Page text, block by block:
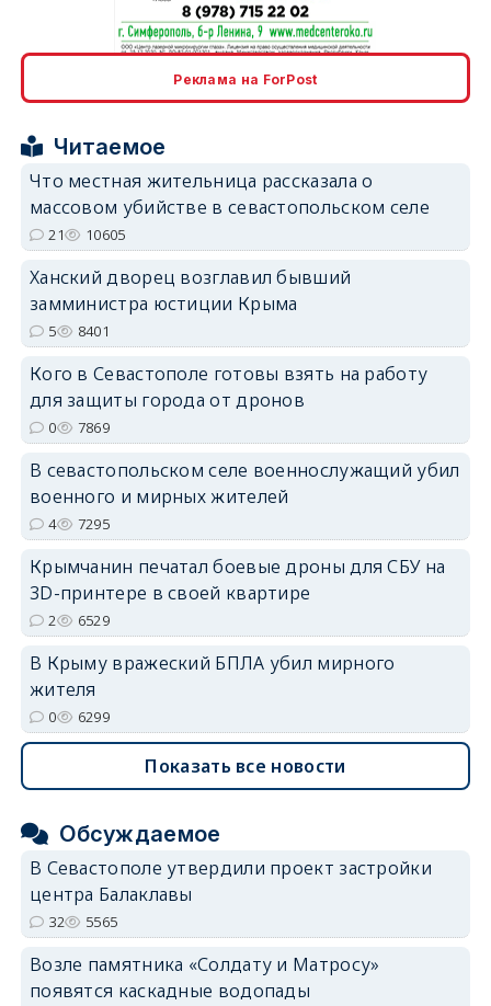
erid: 2SDnjcrDNw6
erid: 2SDnjdvhGXG
Реклама на ForPost
Читаемое
Что местная жительница рассказала о
массовом убийстве в севастопольском селе
21 10605
Ханский дворец возглавил бывший
замминистра юстиции Крыма
5 8401
Кого в Севастополе готовы взять на работу
для защиты города от дронов
0 7869
В севастопольском селе военнослужащий убил
военного и мирных жителей
4 7295
Крымчанин печатал боевые дроны для СБУ на
3D-принтере в своей квартире
2 6529
В Крыму вражеский БПЛА убил мирного
жителя
0 6299
Показать все новости
Обсуждаемое
В Севастополе утвердили проект застройки
центра Балаклавы
32 5565
Возле памятника «Солдату и Матросу»
появятся каскадные водопады